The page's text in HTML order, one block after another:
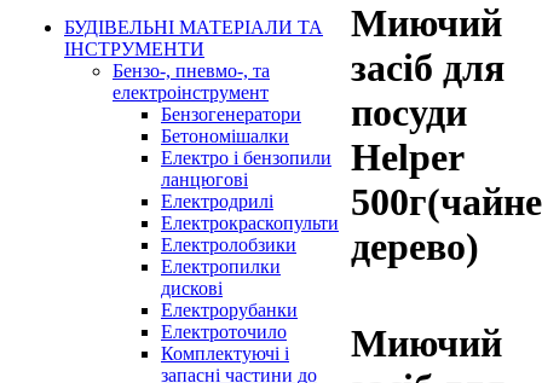
БУДІВЕЛЬНІ МАТЕРІАЛИ ТА
ІНСТРУМЕНТИ
Бензо-, пневмо-, та
електроінструмент
Бензогенератори
Бетономішалки
Електро і бензопили
ланцюгові
Електродрилі
Електрокраскопульти
Електролобзики
Електропилки
дискові
Електрорубанки
Електроточило
Комплектуючі і
запасні частини до
Миючий
засіб для
посуди
Helper
500г(чайне
дерево)
Миючий